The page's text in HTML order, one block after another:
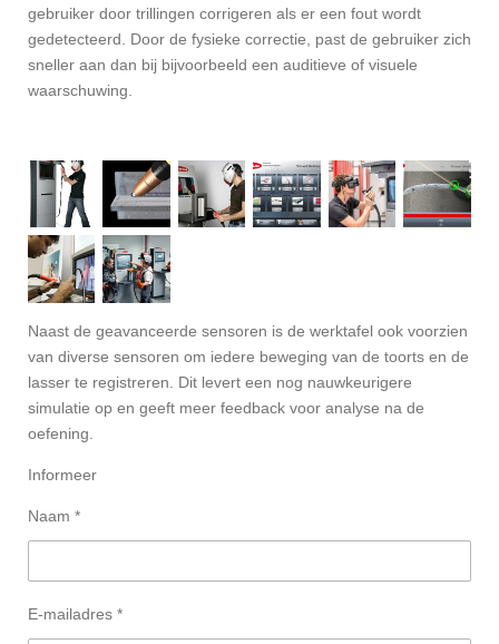
gebruiker door trillingen corrigeren als er een fout wordt
gedetecteerd. Door de fysieke correctie, past de gebruiker zich
sneller aan dan bij bijvoorbeeld een auditieve of visuele
waarschuwing.
Naast de geavanceerde sensoren is de werktafel ook voorzien
van diverse sensoren om iedere beweging van de toorts en de
lasser te registreren. Dit levert een nog nauwkeurigere
simulatie op en geeft meer feedback voor analyse na de
oefening.
Informeer
Naam *
E-mailadres *